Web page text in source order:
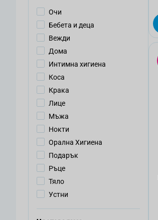
Oчи
Бебета и деца
Вежди
Дома
Интимна хигиена
Коса
Крака
Лице
Мъжа
Нокти
Орална Хигиена
Подарък
Ръце
Тяло
Устни